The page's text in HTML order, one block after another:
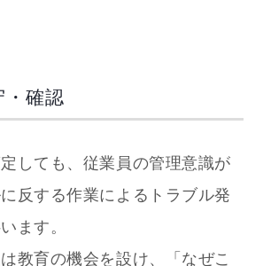
・確認
しても、従業員の管理意識が
反する作業によるトラブル発
ます。
教育の機会を設け、「なぜこ